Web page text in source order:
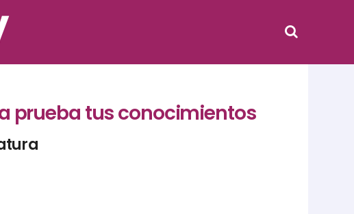
prueba tus conocimientos